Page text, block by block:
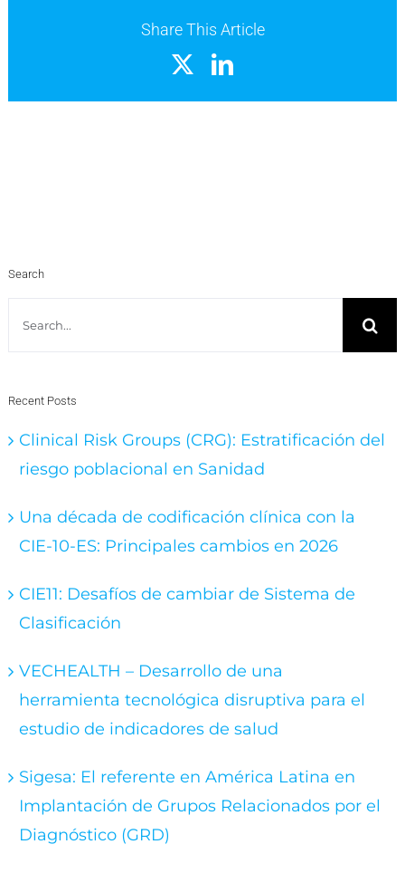
Share This Article
LinkedIn
Search
Recent Posts
Clinical Risk Groups (CRG): Estratificación del
riesgo poblacional en Sanidad
Una década de codificación clínica con la
CIE-10-ES: Principales cambios en 2026
CIE11: Desafíos de cambiar de Sistema de
Clasificación
VECHEALTH – Desarrollo de una
herramienta tecnológica disruptiva para el
estudio de indicadores de salud
Sigesa: El referente en América Latina en
Implantación de Grupos Relacionados por el
Diagnóstico (GRD)